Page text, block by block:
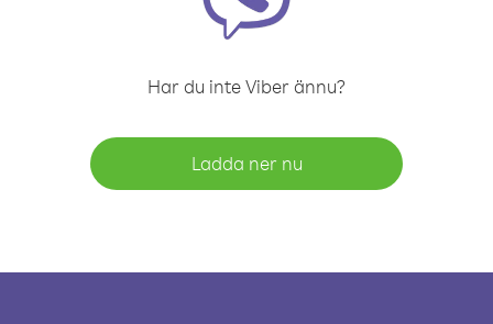
Har du inte Viber ännu?
Ladda ner nu